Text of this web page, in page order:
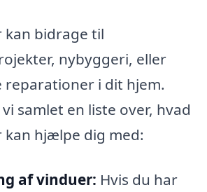
kan bidrage til
nybyggeri, eller
reparationer i dit hjem.
samlet en liste over, hvad
kan hjælpe dig med:
af vinduer: Hvis du har